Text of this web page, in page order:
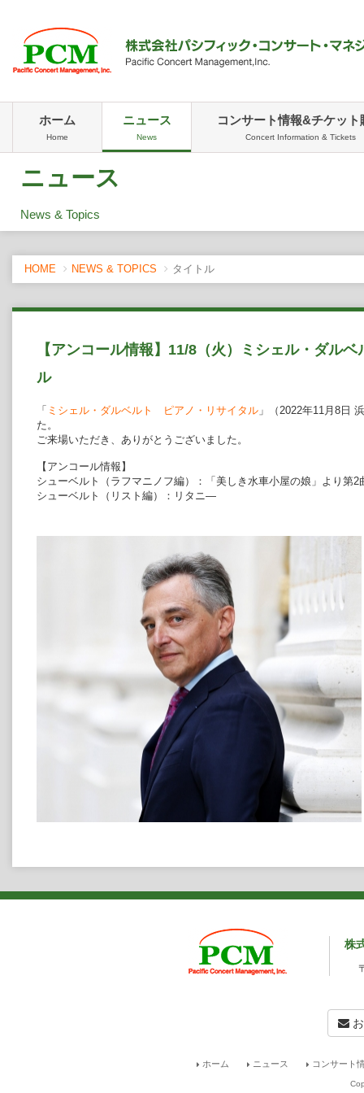
ホーム
Home
ニュース
News
コンサート情報&チケット
Concert Information & Tickets
ニュース
News & Topics
HOME NEWS & TOPICS タイトル
【アンコール情報】11/8（火）ミシェル・ダル
ル
「 ミシェル・ダルベルト ピアノ・リサイタル 」（2022年11月8日
た。
ご来場いただき、ありがとうございました。
【アンコール情報】
シューベルト（ラフマニノフ編）：「美しき水車小屋の娘」より第2
シューベルト（リスト編）：リタニ―
株
ホーム ニュース コンサート